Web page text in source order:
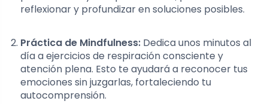
reflexionar y profundizar en soluciones posibles.
Práctica de Mindfulness: Dedica unos minutos al
día a ejercicios de respiración consciente y
atención plena. Esto te ayudará a reconocer tus
emociones sin juzgarlas, fortaleciendo tu
autocomprensión.